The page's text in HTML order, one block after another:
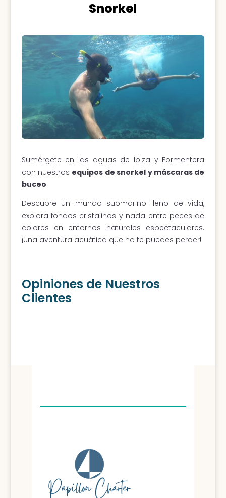
Snorkel
Sumérgete en las aguas de Ibiza y Formentera
con nuestros equipos de snorkel y máscaras de
buceo
Descubre un mundo submarino lleno de vida,
explora fondos cristalinos y nada entre peces de
colores en entornos naturales espectaculares.
¡Una aventura acuática que no te puedes perder!
Opiniones de Nuestros
Clientes